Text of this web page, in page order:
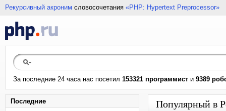
Рекурсивный акроним словосочетания «PHP: Hypertext Preprocessor»
За последние 24 часа нас посетил 153321 программист и 9389
Последние
Популярный в